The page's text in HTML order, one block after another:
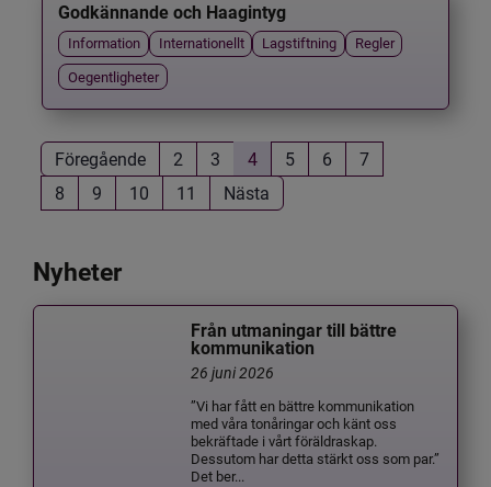
Godkännande och Haagintyg
Information Internationellt Lagstiftning
Regler
Oegentligheter
Föregående 2 3 4 5 6
7
8
9 10 11 Nästa
Nyheter
Från utmaningar till bättre
kommunikation
26 juni 2026
”Vi har fått en bättre kommunikation
med våra tonåringar och känt oss
bekräftade i vårt föräldraskap.
Dessutom har detta stärkt oss som par.”
Det ber...